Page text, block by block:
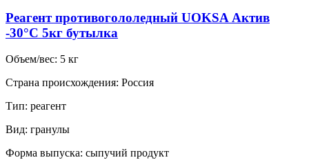
Реагент противогололедный UOKSA Актив
-30°C 5кг бутылка
Объем/вес: 5 кг
Страна происхождения: Россия
Тип: реагент
Вид: гранулы
Форма выпуска: сыпучий продукт